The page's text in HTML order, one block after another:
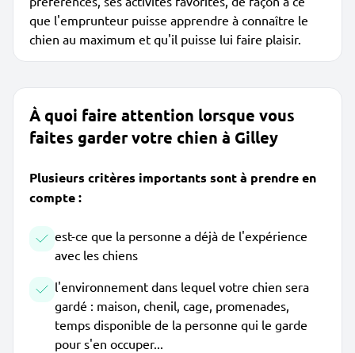
que l'emprunteur puisse apprendre à connaître le
chien au maximum et qu'il puisse lui faire plaisir.
À quoi faire attention lorsque vous
faites garder votre chien à Gilley
Plusieurs critères importants sont à prendre en
compte :
est-ce que la personne a déjà de l'expérience
avec les chiens
l'environnement dans lequel votre chien sera
gardé : maison, chenil, cage, promenades,
temps disponible de la personne qui le garde
pour s'en occuper...